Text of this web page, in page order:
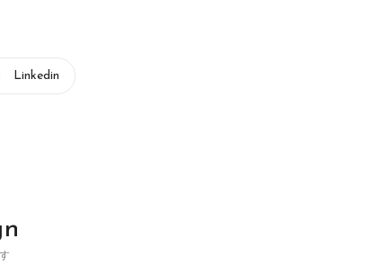
Linkedin